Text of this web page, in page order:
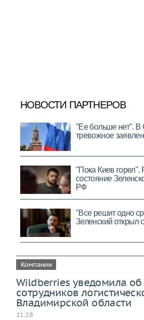
Компании
Wildberries уведомила об
сотрудников
Владимирской области
11:28